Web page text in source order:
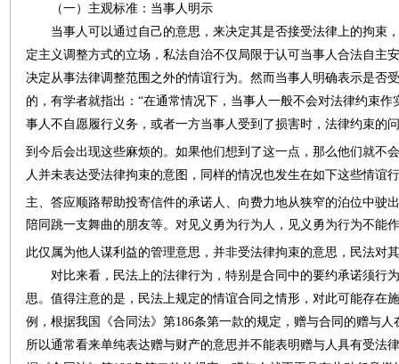
（一）主观标准：当事人明示
当事人可以通过自己的意思，来决定其是否接受法律上的拘束
定主义调整方式的立场，私法自治不仅局限于认可当事人合法自主
决定从事法律调整范围之外的情谊行为。然而当事人明确表示是否
的，有学者就指出：“在通常情况下，当事人一般不会对法律约束
事人不自愿履行义务，或者一方当事人受到了损害时，法律约束的
到今后会出现这些麻烦的。如果他们想到了这一点，那么他们就不
人并未表达受法律拘束的意图，同样的情况也发生在如下这些情谊
主、答应顺路帮助投寄信件的承诺人、向费力地从狭窄的泊位中驶
陪同跳一支舞曲的朋友等。对见义勇为行为人，见义勇为行为不能
此仅属为他人谋利益的管理意思，并非受法律拘束的意思，民法对
对比来看，民法上的法律行为，特别是合同中的要约承诺须行
思。值得注意的是，民法上规定的情谊合同之情形，对此可能存在
例，根据我国《合同法》第186条第一款的规定，赠与合同的赠与
所以通常看来单纯表达赠与财产的意思并不能表明赠与人具有受法